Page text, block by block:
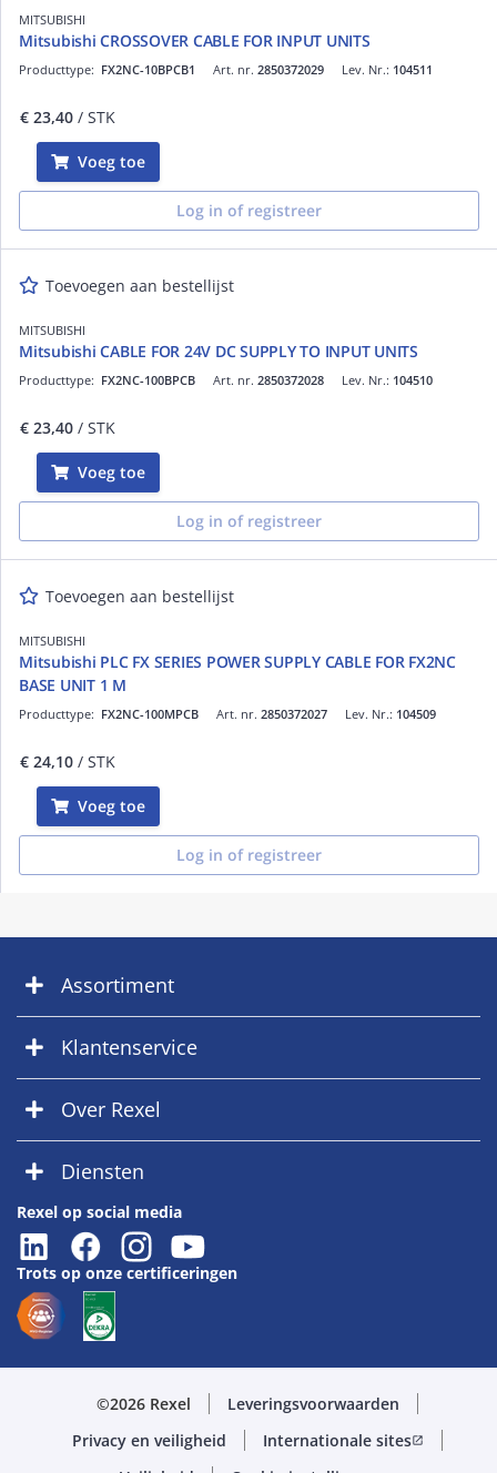
MITSUBISHI
Mitsubishi CROSSOVER CABLE FOR INPUT UNITS
Art. nr. 2850372029
Producttype: FX2NC-10BPCB1 Lev. Nr.: 104511
€ 23,40 / STK
Voeg toe
Log in of registreer
Toevoegen aan bestellijst
MITSUBISHI
Mitsubishi CABLE FOR 24V DC SUPPLY TO INPUT UNITS
Art. nr. 2850372028
Producttype: FX2NC-100BPCB Lev. Nr.: 104510
€ 23,40 / STK
Voeg toe
Log in of registreer
Toevoegen aan bestellijst
MITSUBISHI
Mitsubishi PLC FX SERIES POWER SUPPLY CABLE FOR FX2NC
BASE UNIT 1 M
Art. nr. 2850372027
Producttype: FX2NC-100MPCB Lev. Nr.: 104509
€ 24,10 / STK
Voeg toe
Log in of registreer
Assortiment
Klantenservice
Over Rexel
Diensten
Rexel op social media
Trots op onze certificeringen
©2026 Rexel
Leveringsvoorwaarden
Privacy en veiligheid
Internationale sitesopen_in_new